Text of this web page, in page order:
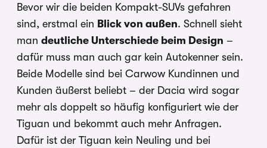
Bevor wir die beiden Kompakt-SUVs gefahren
sind, erstmal ein Blick von außen. Schnell sieht
man deutliche Unterschiede beim Design –
dafür muss man auch gar kein Autokenner sein.
Beide Modelle sind bei Carwow Kundinnen und
Kunden äußerst beliebt – der Dacia wird sogar
mehr als doppelt so häufig konfiguriert wie der
Tiguan und bekommt auch mehr Anfragen.
Dafür ist der Tiguan kein Neuling und bei